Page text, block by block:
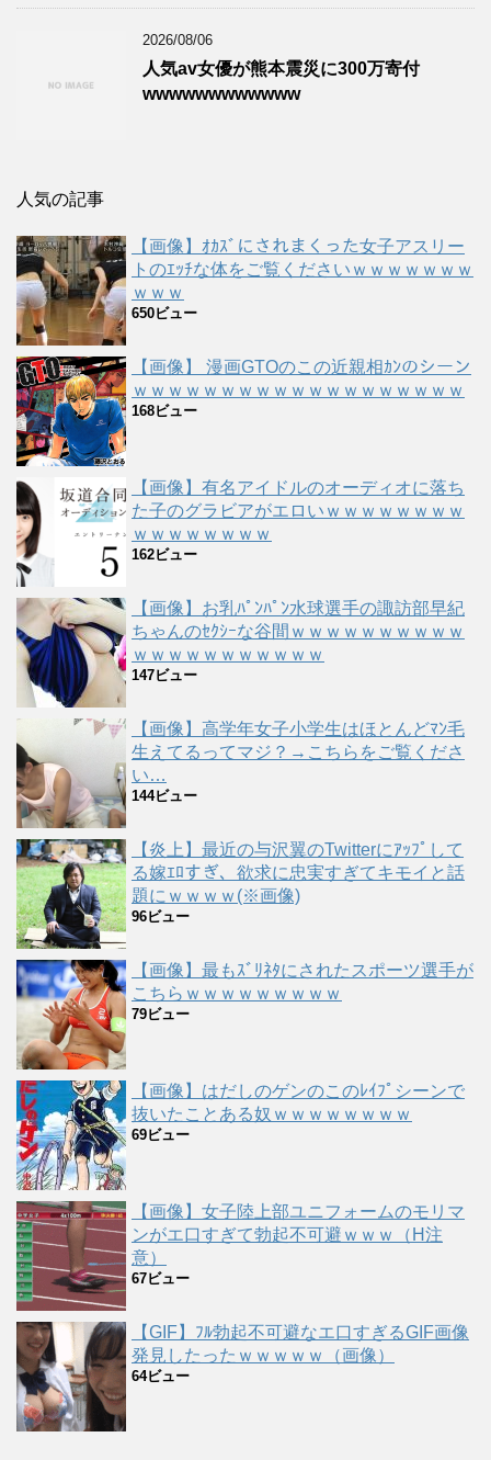
2026/08/06
人気av女優が熊本震災に300万寄付
wwwwwwwwwwww
人気の記事
【画像】ｵｶｽﾞにされまくった女子アスリー
トのｴｯﾁな体をご覧くださいｗｗｗｗｗｗｗ
ｗｗｗ
650ビュー
【画像】 漫画GTOのこの近親相ｶﾝのシーン
ｗｗｗｗｗｗｗｗｗｗｗｗｗｗｗｗｗｗｗ
168ビュー
【画像】有名アイドルのオーディオに落ち
た子のグラビアがエロいｗｗｗｗｗｗｗｗ
ｗｗｗｗｗｗｗｗ
162ビュー
【画像】お乳ﾊﾟﾝﾊﾟﾝ水球選手の諏訪部早紀
ちゃんのｾｸｼｰな谷間ｗｗｗｗｗｗｗｗｗｗ
ｗｗｗｗｗｗｗｗｗｗｗ
147ビュー
【画像】高学年女子小学生はほとんどﾏﾝ毛
生えてるってマジ？→こちらをご覧くださ
い…
144ビュー
【炎上】最近の与沢翼のTwitterにｱｯﾌﾟして
る嫁ｴﾛすぎ、欲求に忠実すぎてキモイと話
題にｗｗｗｗ(※画像)
96ビュー
【画像】最もｽﾞﾘﾈﾀにされたスポーツ選手が
こちらｗｗｗｗｗｗｗｗｗ
79ビュー
【画像】はだしのゲンのこのﾚｲﾌﾟシーンで
抜いたことある奴ｗｗｗｗｗｗｗｗ
69ビュー
【画像】女子陸上部ユニフォームのモリマ
ンがエ口すぎて勃起不可避ｗｗｗ（H注
意）
67ビュー
【GIF】ﾌﾙ勃起不可避なエ口すぎるGIF画像
発見したったｗｗｗｗｗ（画像）
64ビュー